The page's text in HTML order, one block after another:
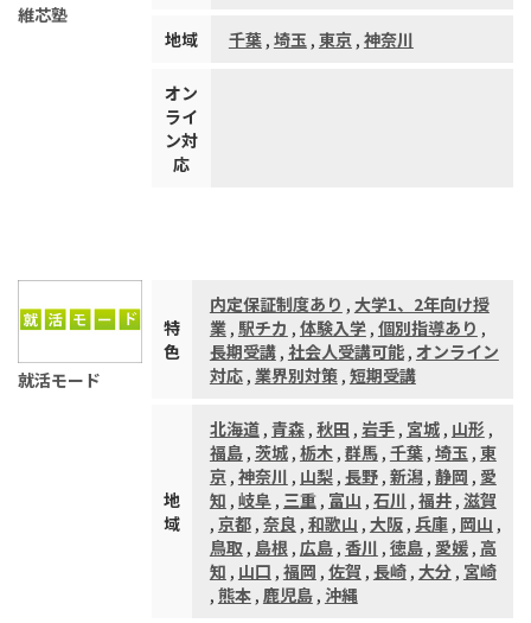
維芯塾
地域 千葉, 埼玉 , 東京 , 神奈川
オン
ライ
ン対
応
就活モード
特
色
内定保証制度あり , 大学1、2年向け授
業, 駅チカ , 体験入学, 個別指導あり ,
長期受講, 社会人受講可能, オンライン
対応, 業界別対策, 短期受講
地
域
北海道, 青森, 秋田 , 岩手, 宮城, 山形 ,
福島, 茨城, 栃木, 群馬, 千葉, 埼玉 , 東
京 , 神奈川 , 山梨, 長野, 新潟, 静岡 , 愛
知 , 岐阜, 三重, 富山 , 石川 , 福井, 滋賀
, 京都, 奈良 , 和歌山 , 大阪, 兵庫, 岡山 ,
鳥取 , 島根, 広島, 香川 , 徳島, 愛媛, 高
知 , 山口 , 福岡 , 佐賀 , 長崎, 大分, 宮崎
, 熊本, 鹿児島, 沖縄